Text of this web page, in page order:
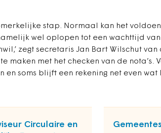
stap. Normaal kan het
wel oplopen tot een wachttijd van
zegt secretaris Jan Bart Wilschut
maken met het checken van de nota’s.
en soms blijft een rekening net even
Circulaire en